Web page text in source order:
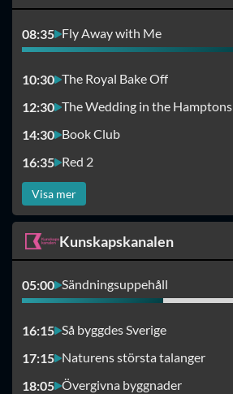
08:35 Fly Away with Me
10:30 The Royal Bake Off
12:30 The Wedding in the Hamptons
14:30 Book Club
16:35 Red 2
Visa mer
Kunskapskanalen
05:00 Sändningsuppehåll
16:15 Så byggdes Sverige
17:15 Naturens största talanger
18:05 Övergivna byggnader